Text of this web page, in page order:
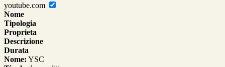
youtube.com
Nome
Tipologia
Proprieta
Descrizione
Durata
Nome: YSC